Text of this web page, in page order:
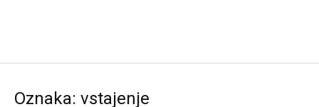
Oznaka: vstajenje